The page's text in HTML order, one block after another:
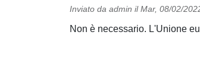
Inviato da admin ilMar, 08/02/
Non è necessario. L'Unione